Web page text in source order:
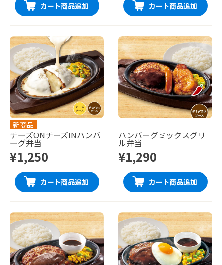
カート商品追加 カート商品追加
新商品
チーズONチーズINハンバ
ーグ弁当
¥1,250
カート商品追加
ハンバーグミックスグリ
ル弁当
¥1,290
カート商品追加